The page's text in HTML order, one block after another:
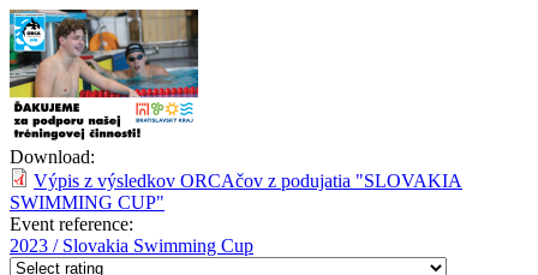
Download:
Výpis z výsledkov ORCAčov z podujatia "SLOVAKIA
SWIMMING CUP"
Event reference:
2023 / Slovakia Swimming Cup